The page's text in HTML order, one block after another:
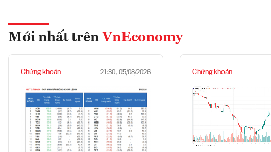
Mới nhất trên VnEconomy
Chứng khoán 21:30, 05/08/2026 Chứng khoán